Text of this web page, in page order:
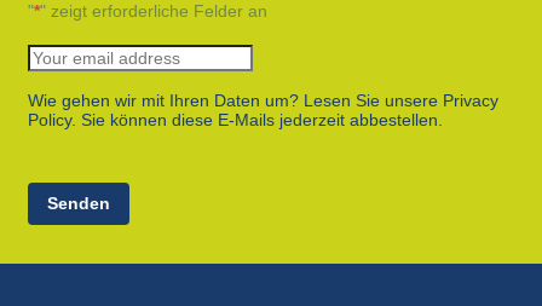
"*" zeigt erforderliche Felder an
Wie gehen wir mit Ihren Daten um? Lesen Sie unsere Privacy
Policy. Sie können diese E-Mails jederzeit abbestellen.
Senden